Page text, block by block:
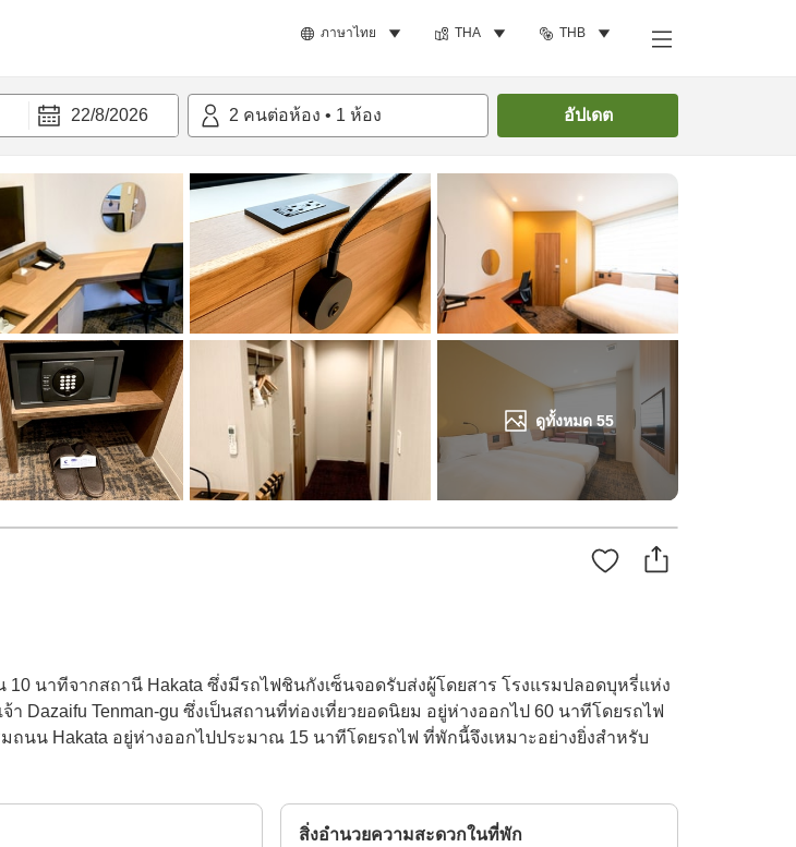
ภาษาไทย THA THB
22/8/2026 2 คนต่อห้อง • 1 ห้อง อัปเดต
ดูทั้งหมด 55
ค้นหาห้องพัก
10 นาทีจากสถานี Hakata ซึ่งมีรถไฟชินกังเซ็นจอดรับส่งผู้โดยสาร โรงแรมปลอดบุหรี่แห่ง
Dazaifu Tenman-gu ซึ่งเป็นสถานที่ท่องเที่ยวยอดนิยม อยู่ห่างออกไป 60 นาทีโดยรถไฟ
นน Hakata อยู่ห่างออกไปประมาณ 15 นาทีโดยรถไฟ ที่พักนี้จึงเหมาะอย่างยิ่งสำหรับ
สิ่งอำนวยความสะดวกในที่พัก